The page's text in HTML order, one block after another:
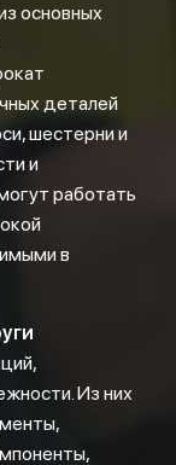
основных
деталей
шестерни и
и
работать
в
Из них